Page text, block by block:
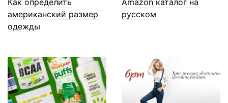
Как определить
американский размер
одежды
Amazon каталог на
русском